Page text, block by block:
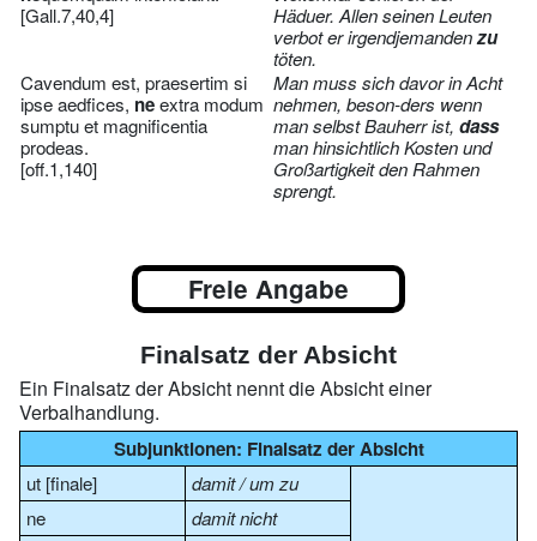
[Gall.7,40,4]
Häduer. Allen seinen Leuten
verbot er irgendjemandenzu
töten.
Cavendum est, praesertim si
ipse aedfices, neextra modum
sumptu et magnificentia
prodeas.
[off.1,140]
Man muss sich davor in Acht
nehmen, beson-ders wenn
man selbst Bauherr ist, dass
man hinsichtlich Kosten und
Großartigkeit den Rahmen
sprengt.
Freie Angabe
Finalsatz der Absicht
Ein Finalsatz der Absicht nennt die Absicht einer
Verbalhandlung.
Subjunktionen: Finalsatz der Absicht
ut [finale]
damit / um zu
ne
damit nicht